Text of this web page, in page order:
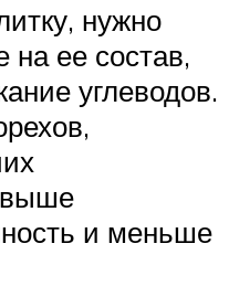
нужно
ее состав,
углеводов.
выше
и меньше